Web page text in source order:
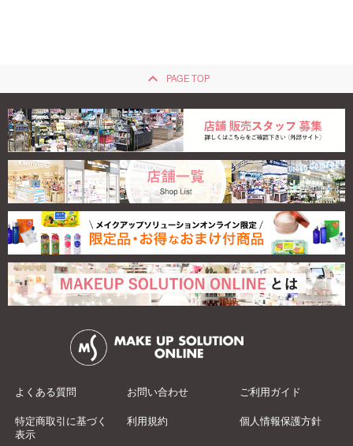
keyboard_arrow_up PAGE TOP
よくある質問 お問い合わせ ご利用ガイド
特定商取引に基づく
表示
利用規約 個人情報保護方針